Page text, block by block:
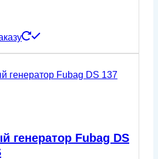
генератор Fubag DS